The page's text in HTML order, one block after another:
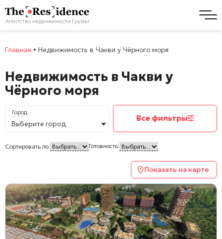
Главная • Недвижимость в Чакви у Чёрного моря
Недвижимость в Чакви у
Чёрного моря
Город
Выберите город
Все фильтры
Сортировать по: Готовность:
Показать на карте